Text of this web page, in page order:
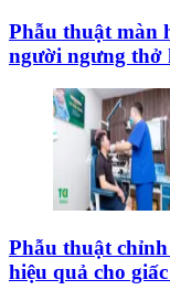
Phẫu thuật màn
người ngưng thở
Phẫu thuật
hiệu quả cho